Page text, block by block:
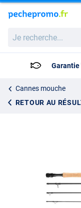
recherche...
Garantie
Cannes mouche
RETOUR AU